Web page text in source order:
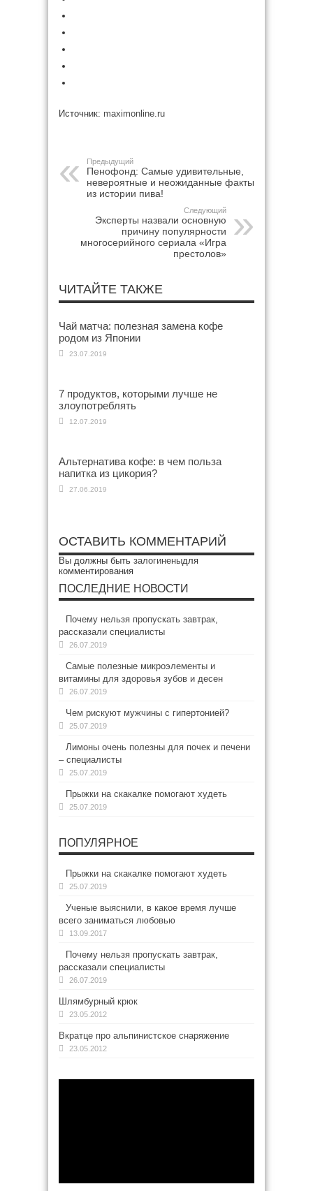
Источник: maximonline.ru
Предыдущий
Пенофонд: Самые удивительные,
невероятные и неожиданные факты
из истории пива!
Следующий
Эксперты назвали основную
причину популярности
многосерийного сериала «Игра
престолов»
ЧИТАЙТЕ ТАКЖЕ
Чай матча: полезная замена кофе
родом из Японии
23.07.2019
7 продуктов, которыми лучше не
злоупотреблять
12.07.2019
Альтернатива кофе: в чем польза
напитка из цикория?
27.06.2019
ОСТАВИТЬ КОММЕНТАРИЙ
Вы должны быть залогиненыдля
комментирования
ПОСЛЕДНИЕ НОВОСТИ
Почему нельзя пропускать завтрак,
рассказали специалисты
26.07.2019
Самые полезные микроэлементы и
витамины для здоровья зубов и десен
26.07.2019
Чем рискуют мужчины с гипертонией?
25.07.2019
Лимоны очень полезны для почек и печени
– специалисты
25.07.2019
Прыжки на скакалке помогают худеть
25.07.2019
ПОПУЛЯРНОЕ
Прыжки на скакалке помогают худеть
25.07.2019
Ученые выяснили, в какое время лучше
всего заниматься любовью
13.09.2017
Почему нельзя пропускать завтрак,
рассказали специалисты
26.07.2019
Шлямбурный крюк
23.05.2012
Вкратце про альпинистское снаряжение
23.05.2012